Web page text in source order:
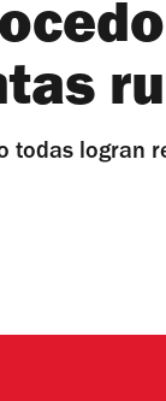
todas logran